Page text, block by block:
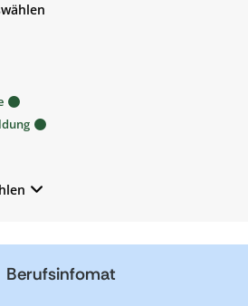
Berufsinfomat